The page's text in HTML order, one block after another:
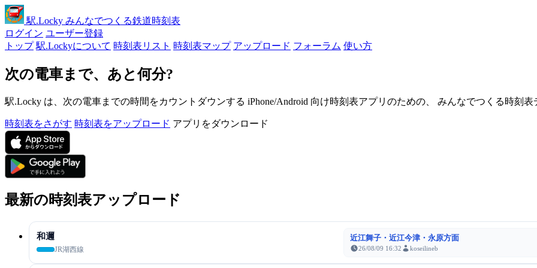
駅.Locky みんなでつくる鉄道時刻表
ログイン ユーザー登録
トップ 駅.Lockyについて 時刻表リスト 時刻表マップ アップロード フォーラム 使い方
次の電車まで、あと何分?
駅.Locky は、次の電車までの時間をカウントダウンする iPhone/Android 向け時刻表アプリのための、 みんなでつくる時刻表
時刻表をさがす 時刻表をアップロード アプリをダウンロード
最新の時刻表アップロード
和邇
JR湖西線
近江舞子・近江今津・永原方面
26/08/09 16:32 koseilineb